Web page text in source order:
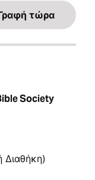
τώρα
Society
Διαθήκη)